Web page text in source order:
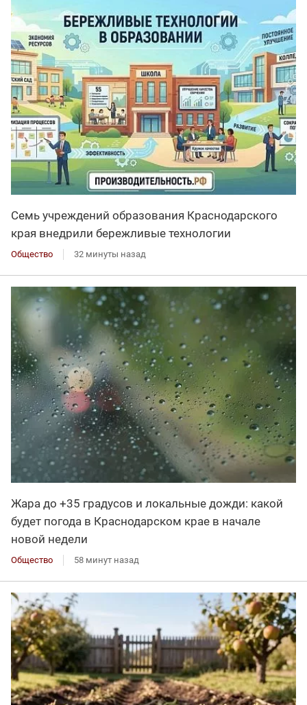
Семь учреждений образования Краснодарского
края внедрили бережливые технологии
Общество 32 минуты назад
Жара до +35 градусов и локальные дожди: какой
будет погода в Краснодарском крае в начале
новой недели
Общество 58 минут назад